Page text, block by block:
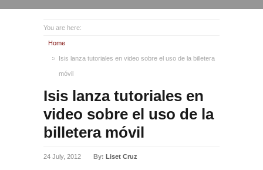
You are here:
Home
Isis lanza tutoriales en video sobre el uso de la billetera
móvil
Isis lanza tutoriales en
video sobre el uso de la
billetera móvil
24 July, 2012 By: Liset Cruz